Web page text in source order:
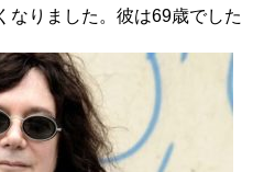
なりました。彼は69歳でした